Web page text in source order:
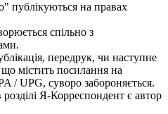
публікуються на правах
спільно з
передрук, чи наступне
містить посилання на
/ UPG, суворо забороняється.
Я-Корреспондент є автор